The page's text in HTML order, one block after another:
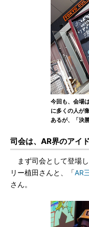
今回も、会場
に多くの人が
あるが、「決
司会は、AR界のアイ
まず司会として登場し
リー植田さんと、「AR
さん。